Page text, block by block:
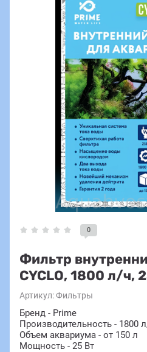
0
Фильтр
CYCLO, 1800 л/ч,
Артикул:Фильтры
Бренд - Prime
Производительность - 1800
Объем аквариума - от 150 л
Мощность - 25 Вт